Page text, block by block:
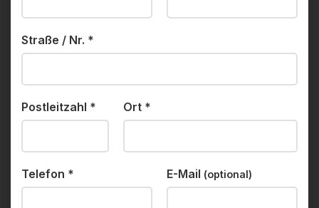
Straße / Nr. *
Postleitzahl * Ort *
Telefon * E-Mail (optional)